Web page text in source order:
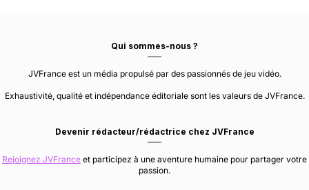
Qui sommes-nous ?
JVFrance est un média propulsé par des passionnés de jeu vidéo.
Exhaustivité, qualité et indépendance éditoriale sont les valeurs de JVFrance.
Devenir rédacteur/rédactrice chez JVFrance
Rejoignez JVFrance et participez à une aventure humaine pour partager votre
passion.